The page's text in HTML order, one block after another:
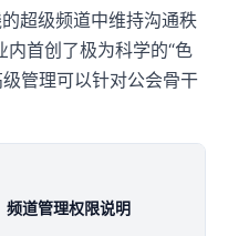
超级频道中维持沟通秩
首创了极为科学的“色
管理可以针对公会骨干
频道管理权限说明